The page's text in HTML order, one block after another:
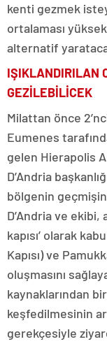
kenti gezmek
ortalaması
alternatif
IŞIKLANDIRILAN
GEZİLEBİLİCEK
Milattan önce
Eumenes
gelen Hierapolis
D’Andria
bölgenin
D’Andria ve
kapısı’ olarak
Kapısı) ve
oluşmasını
kaynaklarından
keşfedilmesinin
gerekçesiyle